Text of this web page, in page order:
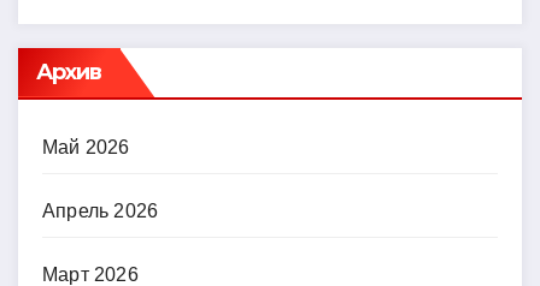
Архив
Май 2026
Апрель 2026
Март 2026